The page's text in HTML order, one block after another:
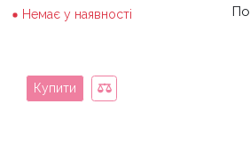
Немає у наявності
Купити